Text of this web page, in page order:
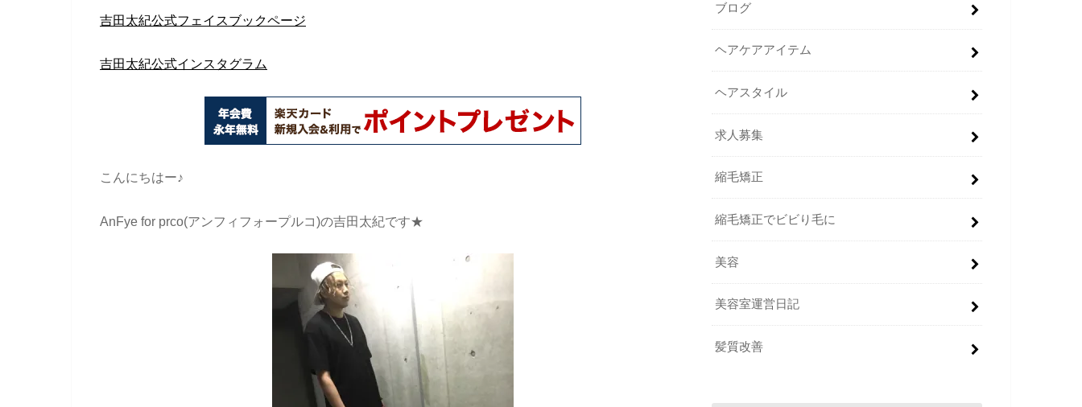
吉田太紀公式フェイスブックページ
吉田太紀公式インスタグラム
こんにちはー♪
AnFye for prco(アンフィフォープルコ)の吉田太紀です★
ブログ
ヘアケアアイテム
ヘアスタイル
求人募集
縮毛矯正
縮毛矯正でビビり毛に
美容
美容室運営日記
髪質改善